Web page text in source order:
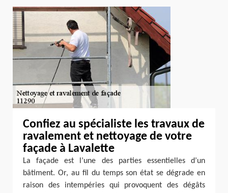
Confiez au spécialiste les travaux de
ravalement et nettoyage de votre
façade à Lavalette
La façade est l’une des parties essentielles d’un
bâtiment. Or, au fil du temps son état se dégrade en
raison des intempéries qui provoquent des dégâts